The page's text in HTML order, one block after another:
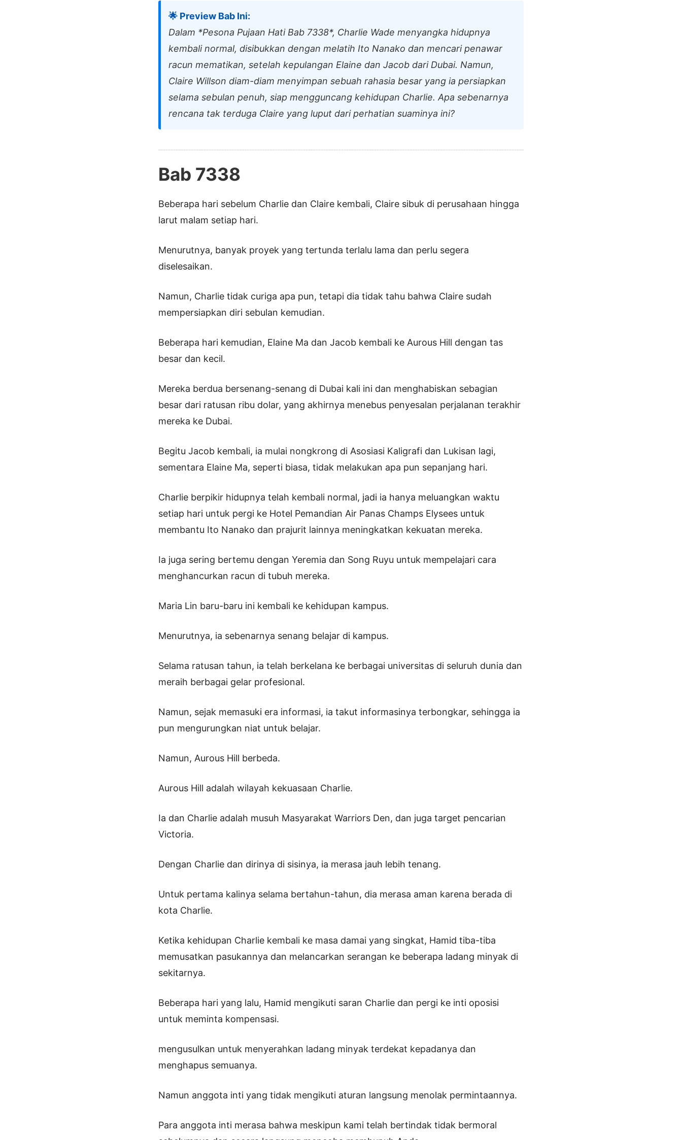
🌟 Preview Bab Ini:
Dalam *Pesona Pujaan Hati Bab 7338*, Charlie Wade menyangka hidupnya
kembali normal, disibukkan dengan melatih Ito Nanako dan mencari penawar
racun mematikan, setelah kepulangan Elaine dan Jacob dari Dubai. Namun,
Claire Willson diam-diam menyimpan sebuah rahasia besar yang ia persiapkan
selama sebulan penuh, siap mengguncang kehidupan Charlie. Apa sebenarnya
rencana tak terduga Claire yang luput dari perhatian suaminya ini?
Bab 7338
Beberapa hari sebelum Charlie dan Claire kembali, Claire sibuk di perusahaan hingga
larut malam setiap hari.
Menurutnya, banyak proyek yang tertunda terlalu lama dan perlu segera
diselesaikan.
Namun, Charlie tidak curiga apa pun, tetapi dia tidak tahu bahwa Claire sudah
mempersiapkan diri sebulan kemudian.
Beberapa hari kemudian, Elaine Ma dan Jacob kembali ke Aurous Hill dengan tas
besar dan kecil.
Mereka berdua bersenang-senang di Dubai kali ini dan menghabiskan sebagian
besar dari ratusan ribu dolar, yang akhirnya menebus penyesalan perjalanan terakhir
mereka ke Dubai.
Begitu Jacob kembali, ia mulai nongkrong di Asosiasi Kaligrafi dan Lukisan lagi,
sementara Elaine Ma, seperti biasa, tidak melakukan apa pun sepanjang hari.
Charlie berpikir hidupnya telah kembali normal, jadi ia hanya meluangkan waktu
setiap hari untuk pergi ke Hotel Pemandian Air Panas Champs Elysees untuk
membantu Ito Nanako dan prajurit lainnya meningkatkan kekuatan mereka.
Ia juga sering bertemu dengan Yeremia dan Song Ruyu untuk mempelajari cara
menghancurkan racun di tubuh mereka.
Maria Lin baru-baru ini kembali ke kehidupan kampus.
Menurutnya, ia sebenarnya senang belajar di kampus.
Selama ratusan tahun, ia telah berkelana ke berbagai universitas di seluruh dunia dan
meraih berbagai gelar profesional.
Namun, sejak memasuki era informasi, ia takut informasinya terbongkar, sehingga ia
pun mengurungkan niat untuk belajar.
Namun, Aurous Hill berbeda.
Aurous Hill adalah wilayah kekuasaan Charlie.
Ia dan Charlie adalah musuh Masyarakat Warriors Den, dan juga target pencarian
Victoria.
Dengan Charlie dan dirinya di sisinya, ia merasa jauh lebih tenang.
Untuk pertama kalinya selama bertahun-tahun, dia merasa aman karena berada di
kota Charlie.
Ketika kehidupan Charlie kembali ke masa damai yang singkat, Hamid tiba-tiba
memusatkan pasukannya dan melancarkan serangan ke beberapa ladang minyak di
sekitarnya.
Beberapa hari yang lalu, Hamid mengikuti saran Charlie dan pergi ke inti oposisi
untuk meminta kompensasi.
mengusulkan untuk menyerahkan ladang minyak terdekat kepadanya dan
menghapus semuanya.
Namun anggota inti yang tidak mengikuti aturan langsung menolak permintaannya.
Para anggota inti merasa bahwa meskipun kami telah bertindak tidak bermoral